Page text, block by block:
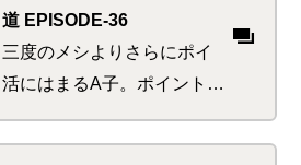
り憑かれてしまったの
か！？ポイントでお得に投
資する方法を以前学んだは
道 EPISODE-36
三度のメシよりさらにポイ
活にはまるA子。ポイント
GETのために楽天市場の会
員ランクもダイアモンドま